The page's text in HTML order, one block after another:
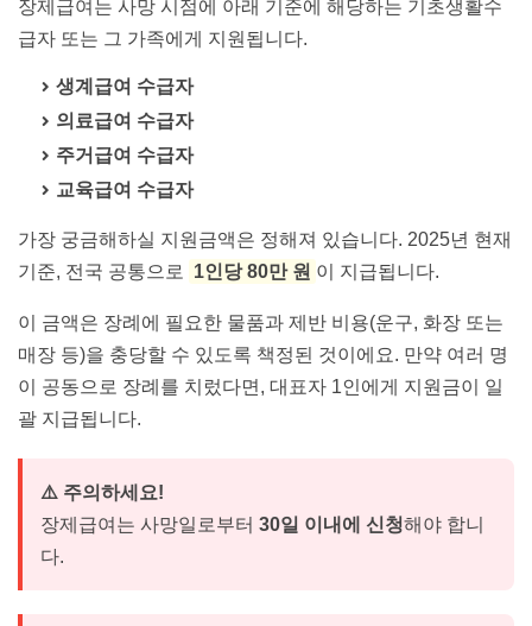
장제급여는 사망 시점에 아래 기준에 해당하는 기초생활수
급자 또는 그 가족에게 지원됩니다.
생계급여 수급자
의료급여 수급자
주거급여 수급자
교육급여 수급자
가장 궁금해하실 지원금액은 정해져 있습니다. 2025년 현재
기준, 전국 공통으로
1인당 80만 원 이 지급됩니다.
이 금액은 장례에 필요한 물품과 제반 비용(운구, 화장 또는
매장 등)을 충당할 수 있도록 책정된 것이에요. 만약 여러 명
이 공동으로 장례를 치렀다면, 대표자 1인에게 지원금이 일
괄 지급됩니다.
⚠️ 주의하세요!
장제급여는 사망일로부터 30일 이내에 신청해야 합니
다.